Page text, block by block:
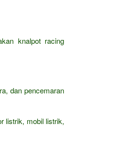
knalpot racing
dan pencemaran
listrik, mobil listrik,